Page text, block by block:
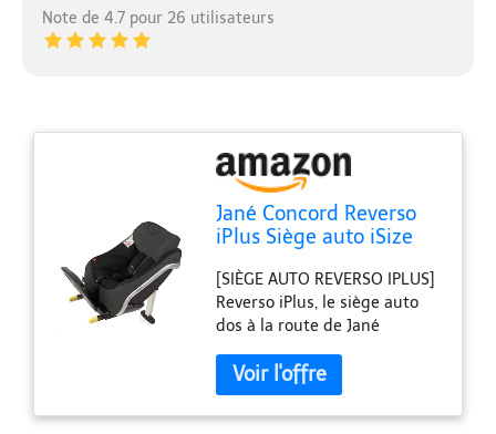
Note de 4.7 pour 26 utilisateurs
Jané Concord Reverso
iPlus Siège auto iSize
nouveau-nés et enfants
de 40 à 105 cm,
système Isofix, avec
rehausseur
[SIÈGE AUTO REVERSO IPLUS]
Reverso iPlus, le siège auto
dos à la route de Jané
nouveau-nés et enfants
mesurant jusqu’à 105 cm Il
est conforme à la norme iSize